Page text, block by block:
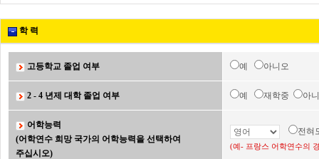
학 력
고등학교 졸업 여부 예 아니오
2 - 4 년제 대학 졸업 여부 예 재학중 아
어학능력
(어학연수 희망 국가의 어학능력을 선택하여
주십시오)
전
(예- 프랑스 어학연수의